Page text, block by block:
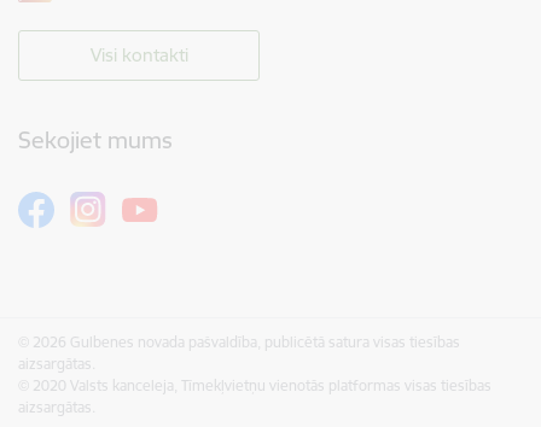
Visi kontakti
Sekojiet mums
© 2026 Gulbenes novada pašvaldība, publicētā satura visas tiesības
aizsargātas.
© 2020 Valsts kanceleja, Tīmekļvietņu vienotās platformas visas tiesības
aizsargātas.